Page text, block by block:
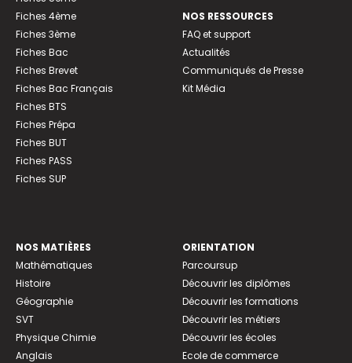
Fiches 4ème
Fiches 3ème
Fiches Bac
Fiches Brevet
Fiches Bac Français
Fiches BTS
Fiches Prépa
Fiches BUT
Fiches PASS
Fiches SUP
NOS RESSOURCES
FAQ et support
Actualités
Communiqués de Presse
Kit Média
NOS MATIÈRES
Mathématiques
Histoire
Géographie
SVT
Physique Chimie
Anglais
ORIENTATION
Parcoursup
Découvrir les diplômes
Découvrir les formations
Découvrir les métiers
Découvrir les écoles
Ecole de commerce